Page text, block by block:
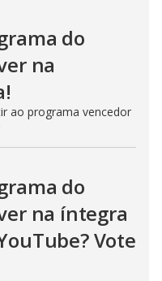
do
na
ao programa vencedor
do
na íntegra
Vote